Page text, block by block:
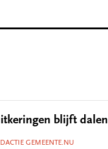
blijft dalen
GEMEENTE.NU